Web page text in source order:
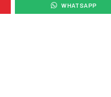
WHATSAPP